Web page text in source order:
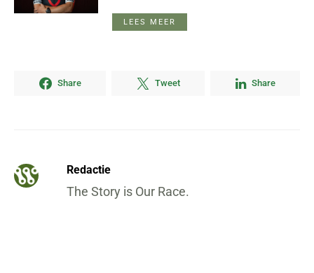
LEES MEER
Share Tweet Share
Redactie
The Story is Our Race.